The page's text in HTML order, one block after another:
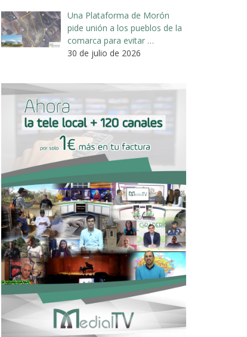
Una Plataforma de Morón
pide unión a los pueblos de la
comarca para evitar …
30 de julio de 2026